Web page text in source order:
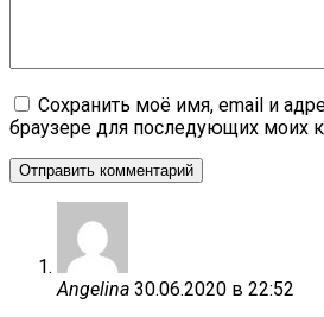
Сохранить моё имя, email и
браузере для последующих моих
Angelina 30.06.2020 в 22:52